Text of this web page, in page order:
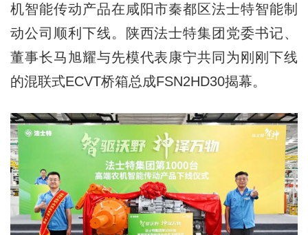
机智能传动产品在咸阳市秦都区法士特智能制
动公司顺利下线。陕西法士特集团党委书记、
董事长马旭耀与先模代表康宁共同为刚刚下线
的混联式ECVT桥箱总成FSN2HD30揭幕。